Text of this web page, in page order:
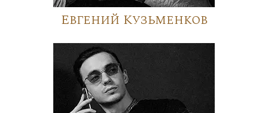
Евгений Кузьменков